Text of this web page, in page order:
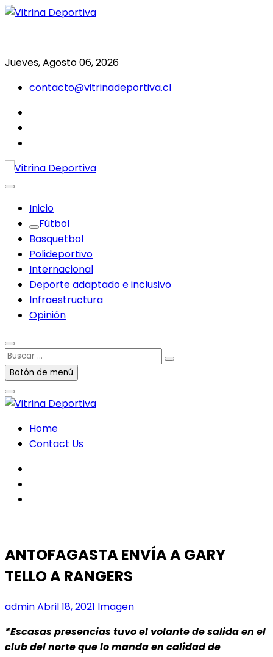
Saltar
Jueves, Agosto 06, 2026
contacto@vitrinadeportiva.cl
Inicio
Fútbol
Basquetbol
Polideportivo
Internacional
Deporte adaptado e inclusivo
Infraestructura
Opinión
Buscar
…Botón de menú
Home
Contact Us
ANTOFAGASTA ENVÍA A GARY
TELLO A RANGERS
adminAbril 18, 2021 Imagen
*Escasas presencias tuvo el volante de salida en el
club del norte que lo manda en calidad de